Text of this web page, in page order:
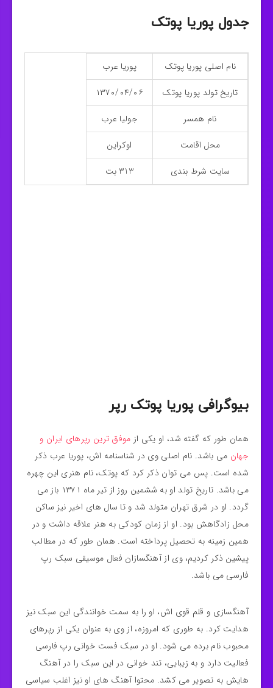
جدول پوریا پوتک
نام اصلی پوریا پوتک
پوریا عرب
تاریخ تولد پوریا پوتک
۱۳۷۰/۰۴/۰۶
نام همسر
جولیا عرب
محل اقامت
اوکراین
سایت شرط بندی
313 بت
بیوگرافی پوریا پوتک رپر
همان طور که گفته شد، او یکی از موفق ترین رپرهای ایران و
جهان می باشد. نام اصلی وی در شناسنامه اش، پوریا عرب ذکر
شده است. پس می توان ذکر کرد که پوتک، نام هنری این چهره
می باشد. تاریخ تولد او به ششمین روز از تیر ماه ۱۳۷۱ باز می
گردد. او در شرق تهران متولد شد و تا سال های اخیر نیز ساکن
محل زادگاهش بود. او از زمان کودکی به هنر علاقه داشت و در
همین زمینه به تحصیل پرداخته است. همان طور که در مطالب
پیشین ذکر کردیم، وی از آهنگسازان فعال موسیقی سبک رپ
فارسی می باشد.
آهنگسازی و قلم قوی اش، او را به سمت خوانندگی این سبک نیز
هدایت کرد. به طوری که امروزه، از وی به عنوان یکی از رپرهای
محبوب نام برده می شود. او در سبک فست خوانی رپ فارسی
فعالیت دارد و به زیبایی، تند خوانی در این سبک را در آهنگ
هایش به تصویر می کشد. محتوا آهنگ های او نیز اغلب سیاسی